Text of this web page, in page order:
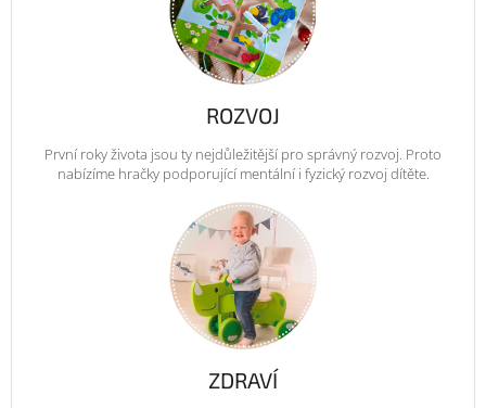
ROZVOJ
První roky života jsou ty nejdůležitější pro správný rozvoj. Proto
nabízíme hračky podporující mentální i fyzický rozvoj dítěte.
ZDRAVÍ